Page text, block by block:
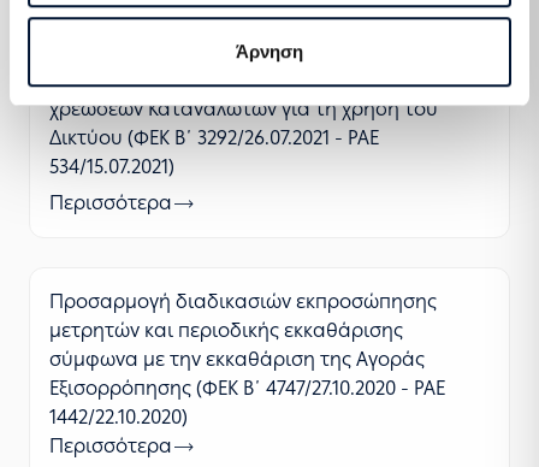
Άρνηση
Τροποποίηση αναφορικά με την καταβολή
χρεώσεων Καταναλωτών για τη χρήση του
Δικτύου (ΦΕΚ Β΄ 3292/26.07.2021 - ΡΑΕ
534/15.07.2021)
Περισσότερα
Προσαρμογή διαδικασιών εκπροσώπησης
μετρητών και περιοδικής εκκαθάρισης
σύμφωνα με την εκκαθάριση της Αγοράς
Εξισορρόπησης (ΦΕΚ Β΄ 4747/27.10.2020 - ΡΑΕ
1442/22.10.2020)
Περισσότερα